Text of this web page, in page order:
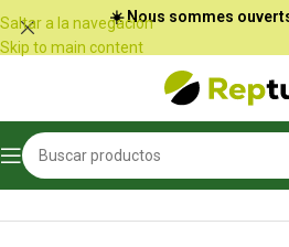
Panel de gestión de cookies
Saltar a la navegación
Skip to main content
☀️ Nous sommes
Inicio/Autocaravanas y furgonetas